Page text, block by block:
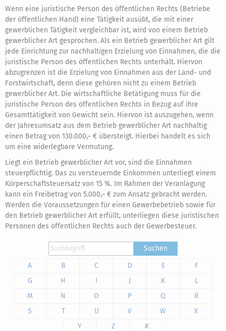
Wenn eine juristische Person des öffentlichen Rechts (Betriebe
der öffentlichen Hand) eine Tätigkeit ausübt, die mit einer
gewerblichen Tätigkeit vergleichbar ist, wird von einem Betrieb
gewerblicher Art gesprochen. Als ein Betrieb gewerblicher Art gilt
jede Einrichtung zur nachhaltigen Erzielung von Einnahmen, die die
juristische Person des öffentlichen Rechts unterhält. Hiervon
abzugrenzen ist die Erzielung von Einnahmen aus der Land- und
Forstwirtschaft, denn diese gehören nicht zu einem Betrieb
gewerblicher Art. Die wirtschaftliche Betätigung muss für die
juristische Person des öffentlichen Rechts in Bezug auf ihre
Gesamttätigkeit von Gewicht sein. Hiervon ist auszugehen, wenn
der Jahresumsatz aus dem Betrieb gewerblicher Art nachhaltig
einen Betrag von 130.000,– € übersteigt. Hierbei handelt es sich
um eine widerlegbare Vermutung.
Liegt ein Betrieb gewerblicher Art vor, sind die Einnahmen
steuerpflichtig. Das zu versteuernde Einkommen unterliegt einem
Körperschaftsteuersatz von 15 %. Im Rahmen der Veranlagung
kann ein Freibetrag von 5.000,– € zum Ansatz gebracht werden.
Werden die Voraussetzungen für einen Gewerbebetrieb sowie für
den Betrieb gewerblicher Art erfüllt, unterliegen diese juristischen
Personen des öffentlichen Rechts auch der Gewerbesteuer.
Suchen
A
B C D E
F
G
H I J K
L
M
N O P Q
R
S
T U V W
X
Y
Z #